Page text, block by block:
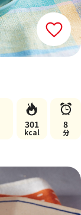
301
kcal
8
分